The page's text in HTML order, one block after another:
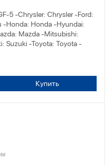
5 -Chrysler: Chrysler -Ford:
-Honda: Honda -Hyundai:
Mazda -Mitsubishi:
Suzuki -Toyota: Toyota -
Купить